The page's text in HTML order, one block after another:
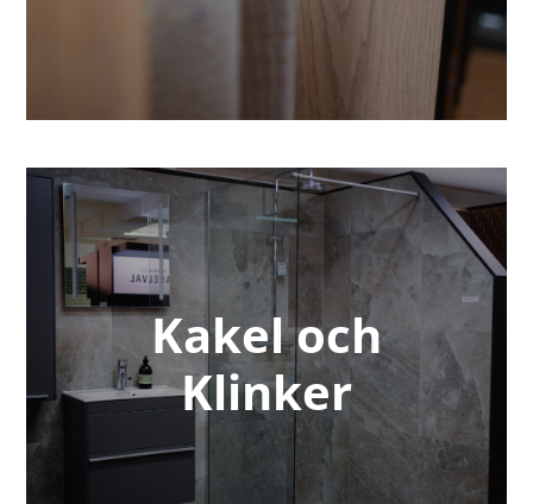
Kakel och
Klinker